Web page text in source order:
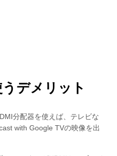
デメリット
分配器を使えば、テレビな
with Google TVの映像を出